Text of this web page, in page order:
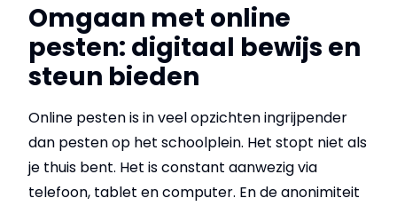
Omgaan met online
pesten: digitaal bewijs en
steun bieden
Online pesten is in veel opzichten ingrijpender
dan pesten op het schoolplein. Het stopt niet als
je thuis bent. Het is constant aanwezig via
telefoon, tablet en computer. En de anonimiteit